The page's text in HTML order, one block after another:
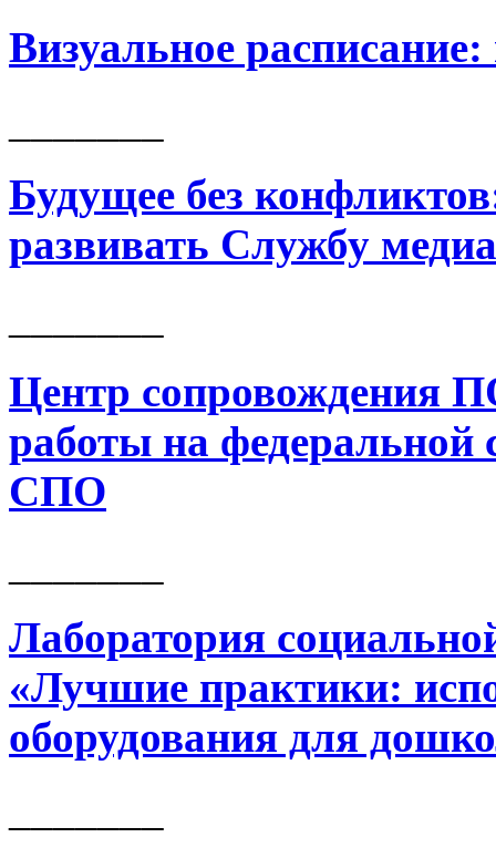
Визуальное
Будущее без
развивать Службу
Центр сопровождения
работы на
СПО
Лаборатория
«Лучшие практики:
оборудования для